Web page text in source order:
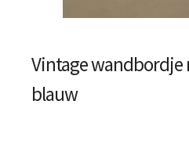
Vintage wandbordje
blauw